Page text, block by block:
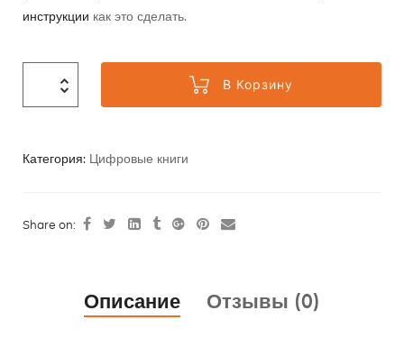
инструкции как это сделать.
В Корзину
Категория: Цифровые книги
Share on:
Описание Отзывы (0)